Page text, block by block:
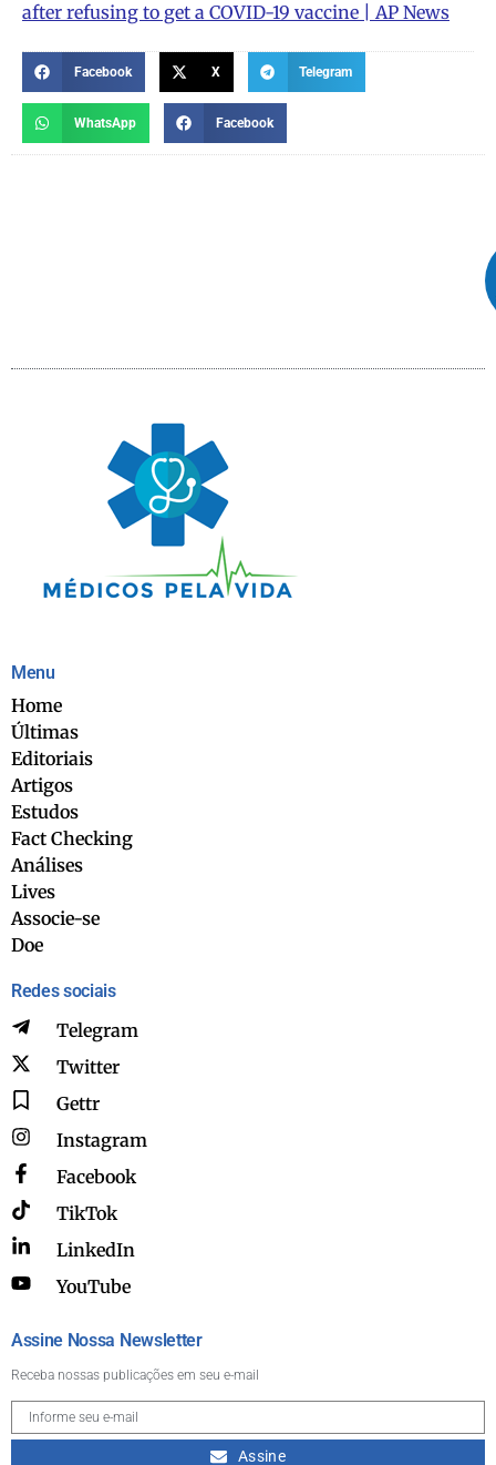
after refusing to get a COVID-19 vaccine | AP News
Facebook X Telegram
WhatsApp Facebook
Menu
Home
Últimas
Editoriais
Artigos
Estudos
Fact Checking
Análises
Lives
Associe-se
Doe
Redes sociais
Telegram
Twitter
Gettr
Instagram
Facebook
TikTok
LinkedIn
YouTube
Assine Nossa Newsletter
Receba nossas publicações em seu e-mail
Assine